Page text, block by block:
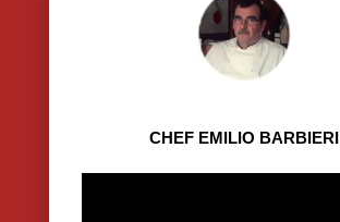
CHEF EMILIO BARBIERI